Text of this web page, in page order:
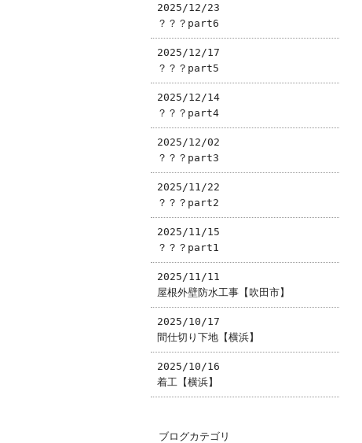
2025/12/23
？？？part6
2025/12/17
？？？part5
2025/12/14
？？？part4
2025/12/02
？？？part3
2025/11/22
？？？part2
2025/11/15
？？？part1
2025/11/11
屋根外壁防水工事【吹田市】
2025/10/17
間仕切り下地【横浜】
2025/10/16
着工【横浜】
ブログカテゴリ